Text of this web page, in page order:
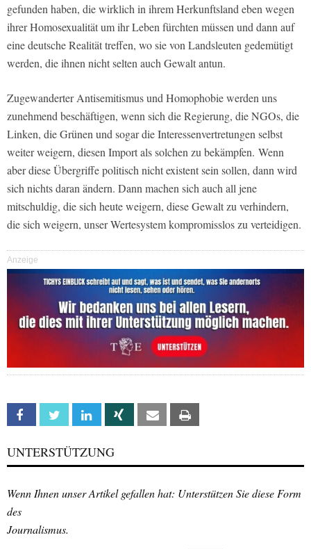
gefunden haben, die wirklich in ihrem Herkunftsland eben wegen
ihrer Homosexualität um ihr Leben fürchten müssen und dann auf
eine deutsche Realität treffen, wo sie von Landsleuten gedemütigt
werden, die ihnen nicht selten auch Gewalt antun.
Zugewanderter Antisemitismus und Homophobie werden uns
zunehmend beschäftigen, wenn sich die Regierung, die NGOs, die
Linken, die Grünen und sogar die Interessenvertretungen selbst
weiter weigern, diesen Import als solchen zu bekämpfen. Wenn
aber diese Übergriffe politisch nicht existent sein sollen, dann wird
sich nichts daran ändern. Dann machen sich auch all jene
mitschuldig, die sich heute weigern, diese Gewalt zu verhindern,
die sich weigern, unser Wertesystem kompromisslos zu verteidigen.
Anzeige
Facebook Twitter Linkedin Xing Email
UNTERSTÜTZUNG
Wenn Ihnen unser Artikel gefallen hat: Unterstützen Sie diese Form
des
Journalismus.